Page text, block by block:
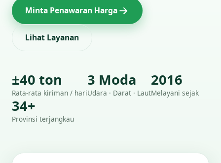
Minta Penawaran Harga
Lihat Layanan
±40 ton
Rata-rata kiriman / hari
3 Moda
Udara · Darat · Laut
2016
Melayani sejak
34+
Provinsi terjangkau